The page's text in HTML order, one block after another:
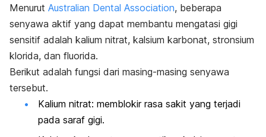
Menurut Australian Dental Association, beberapa
senyawa aktif yang dapat membantu mengatasi gigi
sensitif adalah kalium nitrat, kalsium karbonat, stronsium
klorida, dan fluorida.
Berikut adalah fungsi dari masing-masing senyawa
tersebut.
Kalium nitrat: memblokir rasa sakit yang terjadi
pada saraf gigi.